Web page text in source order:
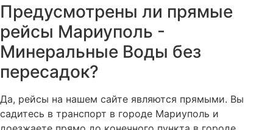
Предусмотрены ли прямые
рейсы Мариуполь -
Минеральные Воды без
пересадок?
Да, рейсы на нашем сайте являются прямыми. Вы
садитесь в транспорт в городе Мариуполь и